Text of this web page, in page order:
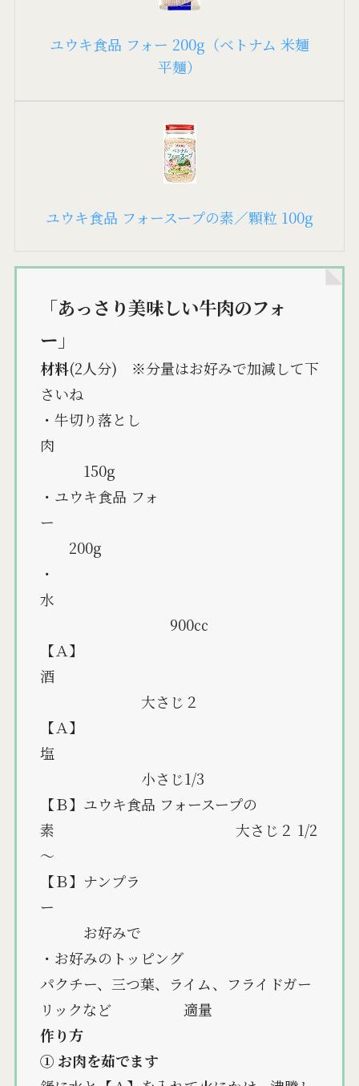
ユウキ食品 フォー 200g（ベトナム 米麺
平麺）
ユウキ食品 フォースープの素／顆粒 100g
「あっさり美味しい牛肉のフォ
ー」
材料(2人分) ※分量はお好みで加減して下
さいね
・牛切り落とし
肉
150g
・ユウキ食品 フォ
ー
200g
・
水
900㏄
【Ａ】
酒
大さじ２
【Ａ】
塩
小さじ1/3
【Ｂ】ユウキ食品 フォースープの
素 大さじ２ 1/2
～
【Ｂ】ナンプラ
ー
お好みで
・お好みのトッピング
パクチー、三つ葉、ライム、フライドガー
リックなど 適量
作り方
① お肉を茹でます